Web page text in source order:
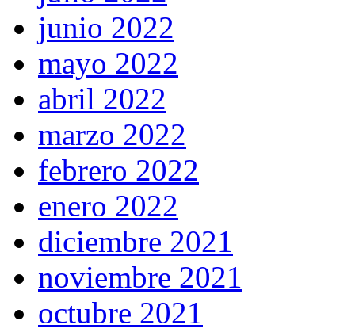
junio 2022
mayo 2022
abril 2022
marzo 2022
febrero 2022
enero 2022
diciembre 2021
noviembre 2021
octubre 2021